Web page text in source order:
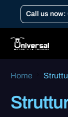
Call us now:
Home